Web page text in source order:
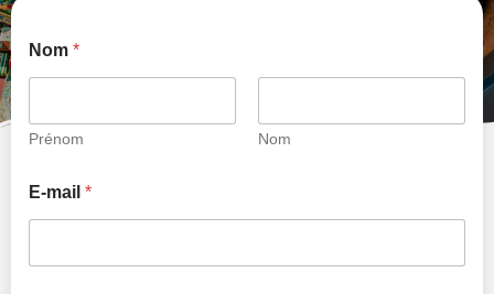
Nom *
Prénom Nom
E-mail *